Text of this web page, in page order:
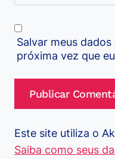
Salvar meus
próxima vez que
Este site utiliza o
Saiba como seus